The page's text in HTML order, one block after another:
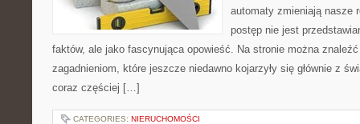
automaty zmieniają nasze
postęp nie jest
faktów, ale jako fascynująca opowieść. Na stronie można
zagadnieniom, które jeszcze niedawno kojarzyły się głównie z
coraz częściej […]
CATEGORIES: NIERUCHOMOŚCI